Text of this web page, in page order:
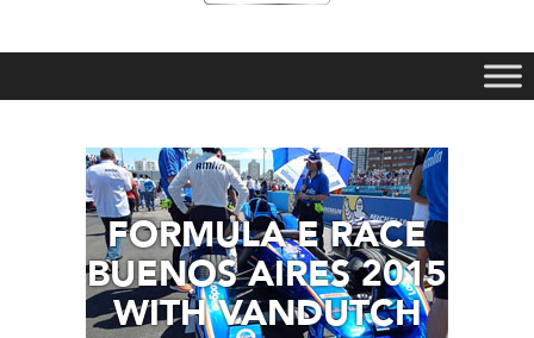
FORMULA E RACE
BUENOS AIRES 2015
WITH VANDUTCH